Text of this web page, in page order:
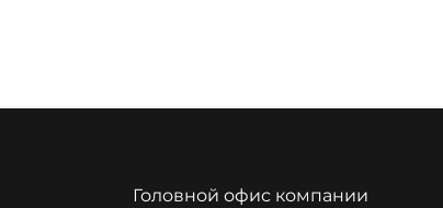
Головной офис компании